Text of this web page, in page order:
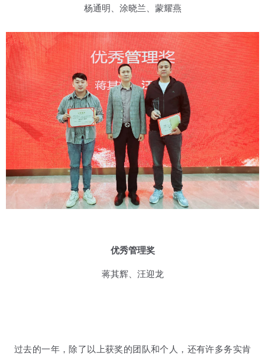
杨通明、涂晓兰、蒙耀燕
优秀管理奖
蒋其辉、汪迎龙
过去的一年，除了以上获奖的团队和个人，还有许多务实肯